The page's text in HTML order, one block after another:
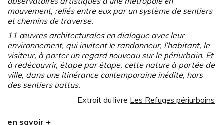
mouvement, reliés entre eux par un système de sentiers
et chemins de traverse.
11 œuvres architecturales en dialogue avec leur
environnement, qui invitent le randonneur, l’habitant, le
visiteur, à porter un regard nouveau sur le périurbain. Et
à redécouvrir, étape par étape, cette nature à portée de
ville, dans une itinérance contemporaine inédite, hors
des sentiers battus.
Extrait du livre Les Refuges périurbains
Le concept de Refuge périurbain a été imaginé en
en savoir +